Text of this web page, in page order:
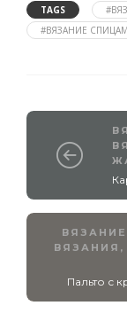
TAGS
#ВЯЗАНИЕ
ВЯЗАНИЯ ,
Пальто с